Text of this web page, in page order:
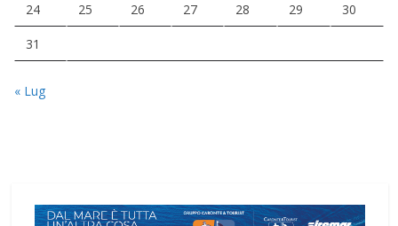
24 25 26 27 28 29 30
31
« Lug